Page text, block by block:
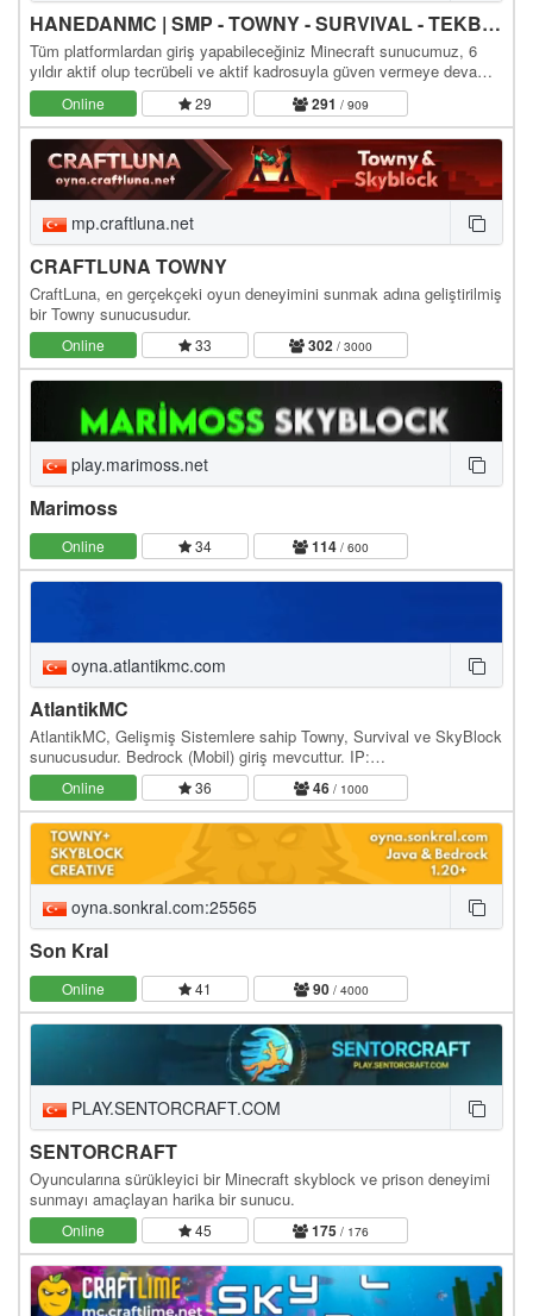
HANEDANMC | SMP - TOWNY - SURVIVAL - TEKBLOCK - SKYBLOCK
Tüm platformlardan giriş yapabileceğiniz Minecraft sunucumuz, 6
yıldır aktif olup tecrübeli ve aktif kadrosuyla güven vermeye devam
ediyor. Sizleri aramızda görmekten…
Online 29 291 / 909
mp.craftluna.net
CRAFTLUNA TOWNY
CraftLuna, en gerçekçeki oyun deneyimini sunmak adına geliştirilmiş
bir Towny sunucusudur.
Online 33 302 / 3000
play.marimoss.net
Marimoss
Online 34 114 / 600
oyna.atlantikmc.com
AtlantikMC
AtlantikMC, Gelişmiş Sistemlere sahip Towny, Survival ve SkyBlock
sunucusudur. Bedrock (Mobil) giriş mevcuttur. IP:
oyna.atlantikmc.com WebSite: / Discord: /
Online 36 46/ 1000
oyna.sonkral.com:25565
Son Kral
Online 41 90/ 4000
PLAY.SENTORCRAFT.COM
SENTORCRAFT
Oyuncularına sürükleyici bir Minecraft skyblock ve prison deneyimi
sunmayı amaçlayan harika bir sunucu.
Online 45 175 / 176